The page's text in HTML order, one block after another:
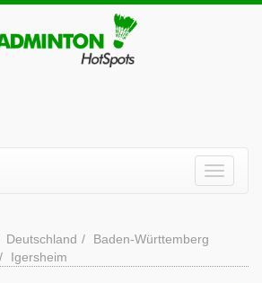
Deutschland
Baden-Württemberg
Igersheim